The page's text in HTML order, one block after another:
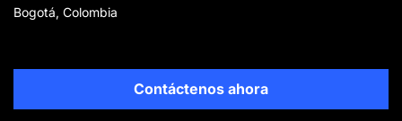
Bogotá, Colombia
Contáctenos ahora